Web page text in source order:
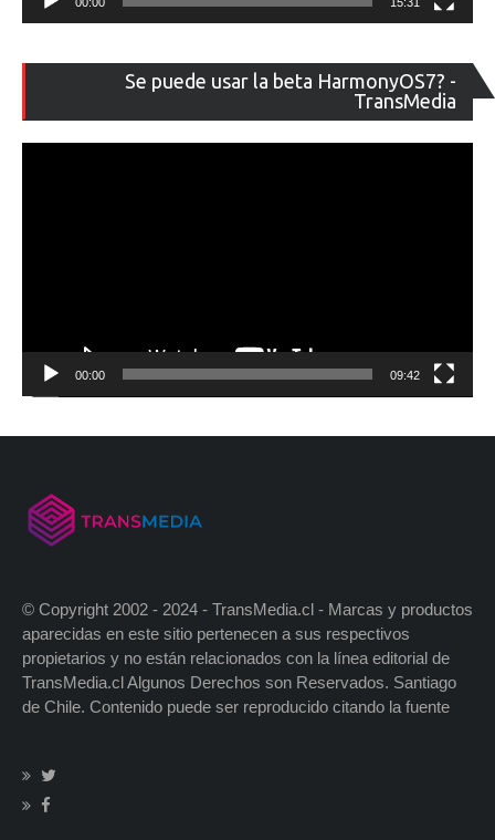
Se puede usar la beta HarmonyOS7? -
TransMedia
de
00:00 09:42
© Copyright 2002 - 2024 - TransMedia.cl - Marcas y productos
aparecidas en este sitio pertenecen a sus respectivos
propietarios y no están relacionados con la línea editorial de
TransMedia.cl Algunos Derechos son Reservados. Santiago
de Chile. Contenido puede ser reproducido citando la fuente